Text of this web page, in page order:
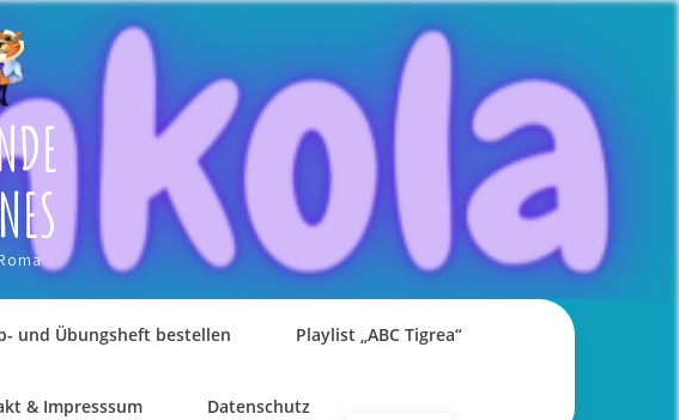
und Übungsheft bestellen Playlist „ABC Tigrea“
& Impresssum Datenschutz